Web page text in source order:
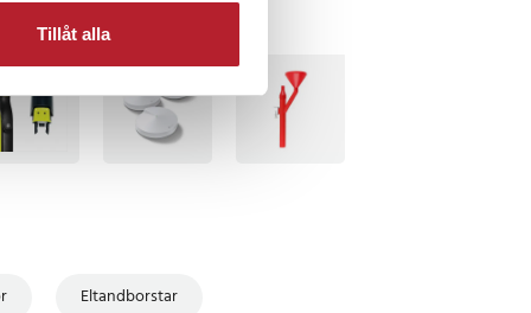
Tillåt alla
BÄSTSÄLJARE
Eltandborstar